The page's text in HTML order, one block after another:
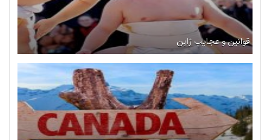
قوانین و عجایب ژاپن